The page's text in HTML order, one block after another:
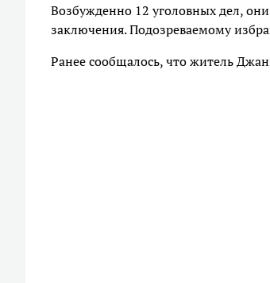
Возбужденно 12 уголовных дел,
заключения. Подозреваемому
Ранее сообщалось, что житель